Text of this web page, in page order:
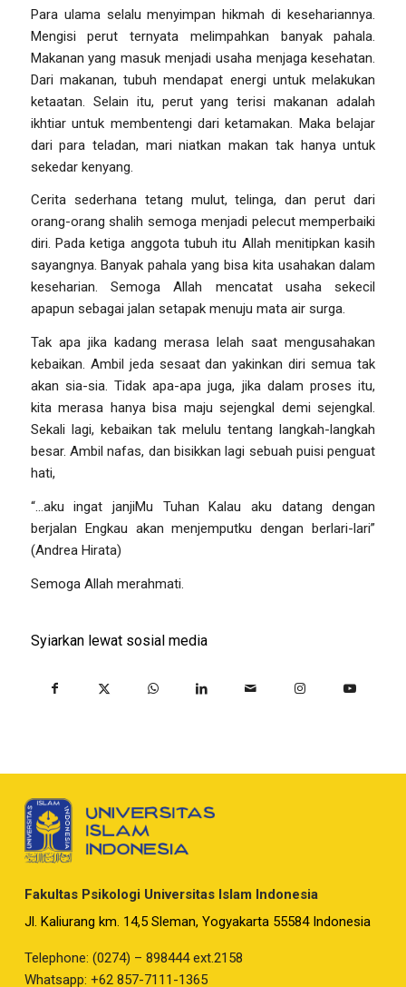
Para ulama selalu menyimpan hikmah di kesehariannya.
Mengisi perut ternyata melimpahkan banyak pahala.
Makanan yang masuk menjadi usaha menjaga kesehatan.
Dari makanan, tubuh mendapat energi untuk melakukan
ketaatan. Selain itu, perut yang terisi makanan adalah
ikhtiar untuk membentengi dari ketamakan. Maka belajar
dari para teladan, mari niatkan makan tak hanya untuk
sekedar kenyang.
Cerita sederhana tetang mulut, telinga, dan perut dari
orang-orang shalih semoga menjadi pelecut memperbaiki
diri. Pada ketiga anggota tubuh itu Allah menitipkan kasih
sayangnya. Banyak pahala yang bisa kita usahakan dalam
keseharian. Semoga Allah mencatat usaha sekecil
apapun sebagai jalan setapak menuju mata air surga.
Tak apa jika kadang merasa lelah saat mengusahakan
kebaikan. Ambil jeda sesaat dan yakinkan diri semua tak
akan sia-sia. Tidak apa-apa juga, jika dalam proses itu,
kita merasa hanya bisa maju sejengkal demi sejengkal.
Sekali lagi, kebaikan tak melulu tentang langkah-langkah
besar. Ambil nafas, dan bisikkan lagi sebuah puisi penguat
hati,
“…aku ingat janjiMu Tuhan Kalau aku datang dengan
berjalan Engkau akan menjemputku dengan berlari-lari”
(Andrea Hirata)
Semoga Allah merahmati.
Syiarkan lewat sosial media
Fakultas Psikologi Universitas Islam Indonesia
Jl. Kaliurang km. 14,5 Sleman, Yogyakarta 55584 Indonesia
Telephone: (0274) – 898444 ext.2158
Whatsapp: +62 857-7111-1365